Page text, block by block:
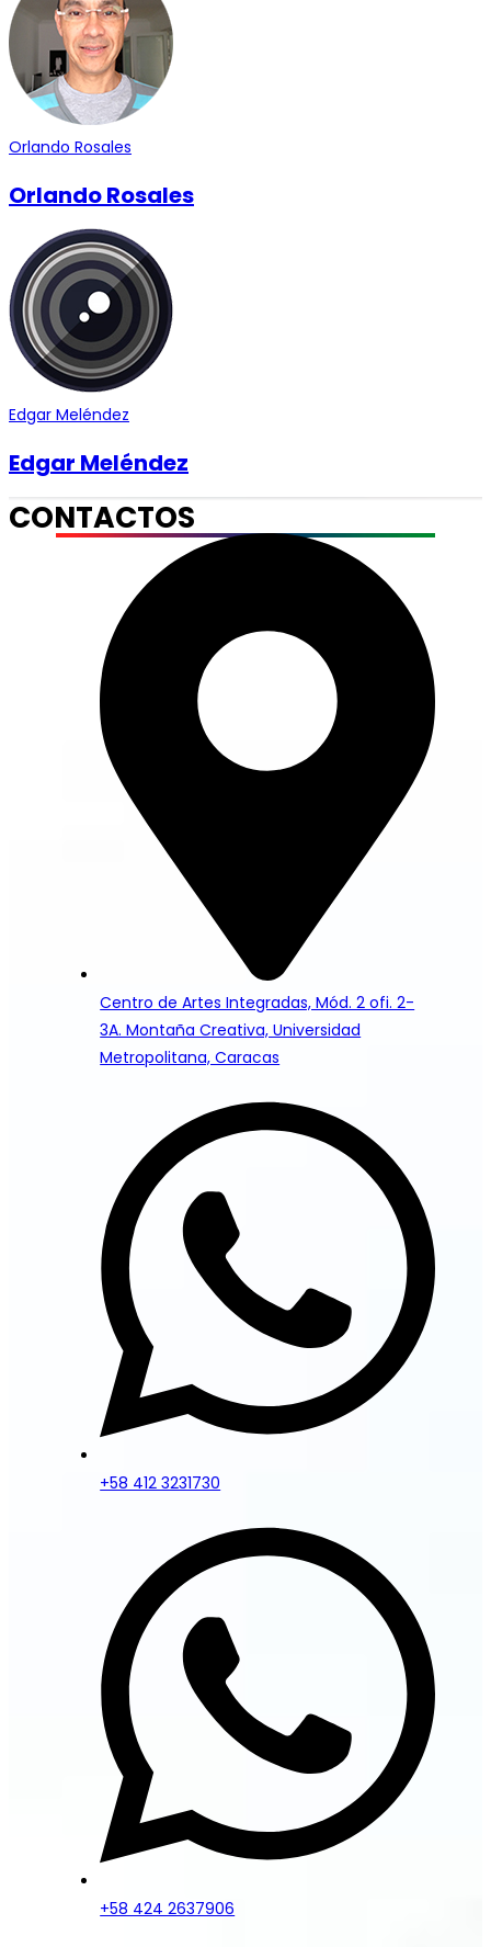
Orlando Rosales
Orlando Rosales
Edgar Meléndez
Edgar Meléndez
CONTACTOS
Centro de Artes Integradas, Mód. 2 ofi. 2-
3A. Montaña Creativa, Universidad
Metropolitana, Caracas
+58 412 3231730
+58 424 2637906